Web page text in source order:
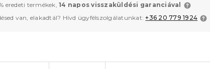
eredeti termékek,14 napos visszaküldési garanciával
van, elakadtál? Hívd ügyfélszolgálatunkat:+36 20 779 1924